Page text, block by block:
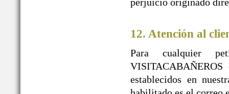
12. Atención al
Para cualquier
establecidos en